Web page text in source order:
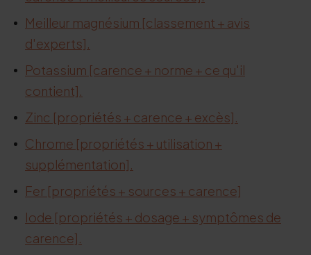
Meilleur magnésium [classement + avis
d'experts].
Potassium [carence + norme + ce qu'il
contient].
Zinc [propriétés + carence + excès].
Chrome [propriétés + utilisation +
supplémentation].
Fer [propriétés + sources + carence]
Iode [propriétés + dosage + symptômes de
carence].